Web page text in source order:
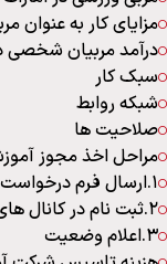
مزایای کار به عنوان
درآمد مربیان شخصی
سبک کار
شبکه روابط
صلاحیت ها
مراحل اخذ مجوز
1.ارسال فرم درخواست
2.ثبت نام در کانال های الکترونیکی
3.اعلام وضعیت